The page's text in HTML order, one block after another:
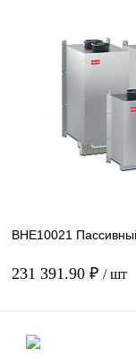
Купить в 1 клик
В избранное
BHE10021
231 391.90 ₽ / шт